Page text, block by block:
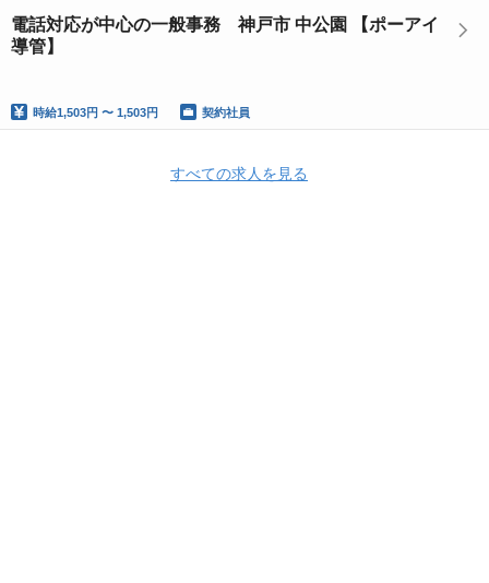
電話対応が中心の一般事務 神戸市 中公園 【ポーアイ
導管】
時給1,503円 〜 1,503円 契約社員
すべての求人を見る